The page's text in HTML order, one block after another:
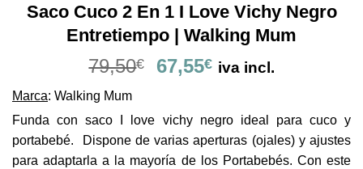
Saco Cuco 2 En 1 I Love Vichy Negro
Entretiempo | Walking Mum
79,50€
El
era:
79,50€.
67,55€El
es:
67,55€.
iva incl.
Marca: Walking Mum
Funda con saco I love vichy negro ideal para cuco y
portabebé. Dispone de varias aperturas (ojales) y ajustes
para adaptarla a la mayoría de los Portabebés. Con este